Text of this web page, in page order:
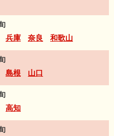
兵庫 奈良 和歌山
島根 山口
高知